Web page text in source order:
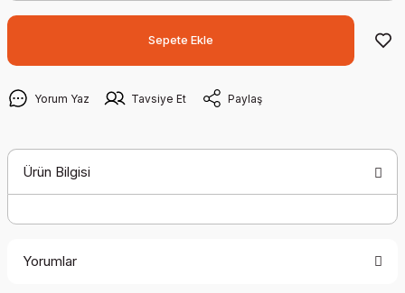
Sepete Ekle
Yorum Yaz Tavsiye Et Paylaş
Ürün Bilgisi
Yorumlar